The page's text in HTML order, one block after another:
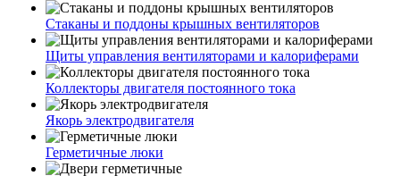
Стаканы и поддоны крышных вентиляторов
Щиты управления вентиляторами и калориферами
Коллекторы двигателя постоянного тока
Якорь электродвигателя
Герметичные люки